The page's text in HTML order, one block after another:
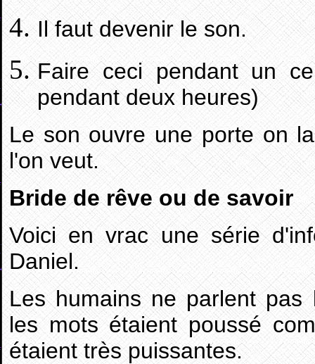
Il faut devenir le son.
Faire ceci pendant un
pendant deux heures)
Le son ouvre une porte on
l'on veut.
Bride de rêve ou de savoir
Voici en vrac une série
Daniel.
Les humains ne parlent pas
les mots étaient poussé
étaient très puissantes.